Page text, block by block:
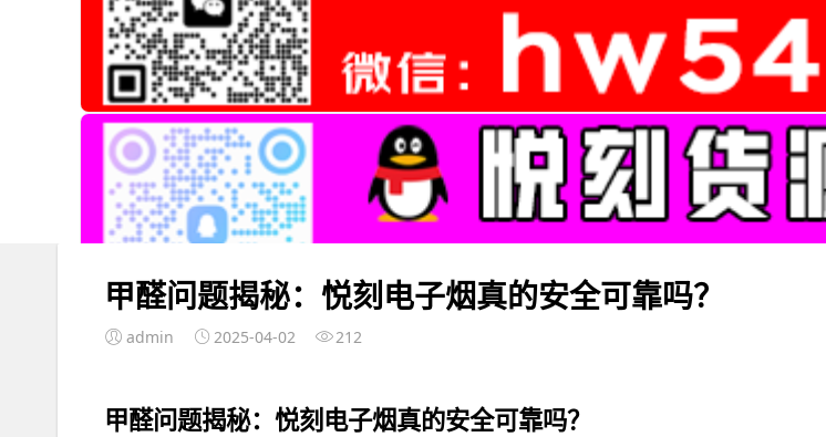
甲醛问题揭秘：悦刻电子烟真的安全可靠吗？
admin 2025-04-02 212
甲醛问题揭秘：悦刻电子烟真的安全可靠吗？